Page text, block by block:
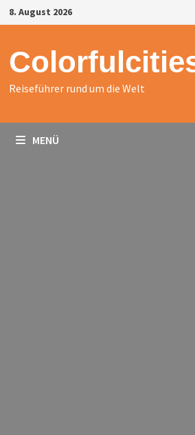
Zurück
zum
8. August 2026
Reiseführer rund um die Welt
MENÜ